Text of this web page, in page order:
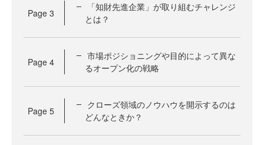
Page 3
「知財先進企業」が取り組むチャレンジ
とは？
Page 4
市場ポジショニングや目的によって異な
るオープン化の戦略
Page 5
クローズ領域のノウハウを開示するのは
どんなときか？